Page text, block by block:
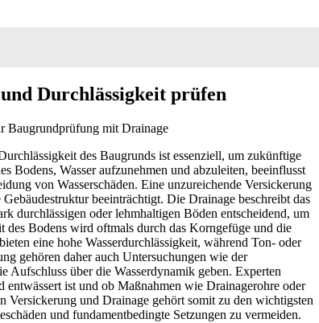
Durchlässigkeit prüfen
des Baugrunds ist essenziell, um zukünftige
Bodens, Wasser aufzunehmen und abzuleiten, beeinflusst
von Wasserschäden. Eine unzureichende Versickerung
beeinträchtigt. Die Drainage beschreibt das
durchlässigen oder lehmhaltigen Böden entscheidend, um
des Bodens wird oftmals durch das Korngefüge und die
eine hohe Wasserdurchlässigkeit, während Ton- oder
gehören daher auch Untersuchungen wie der
Aufschluss über die Wasserdynamik geben. Experten
ist und ob Maßnahmen wie Drainagerohre oder
und Drainage gehört somit zu den wichtigsten
und fundamentbedingte Setzungen zu vermeiden.